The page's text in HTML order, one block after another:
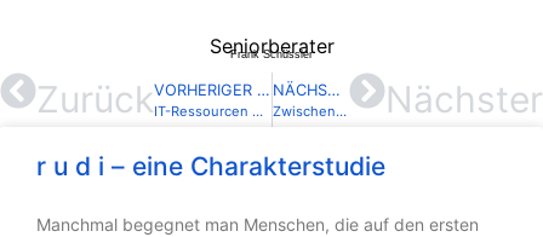
Frank Schüssler
Seniorberater
Zurück VORHERIGER BEITRAG
IT-Ressourcen gezielt steuern – Transparenz schaffen und Potenziale nutzen
NÄCHSTER BEITRAG
Zwischen Hype und Realität: Warum Blockchain, DLT und Krypto jetzt ernsthaft in der Finanzwelt ankommen Nächster
r u d i – eine Charakterstudie
Manchmal begegnet man Menschen, die auf den ersten